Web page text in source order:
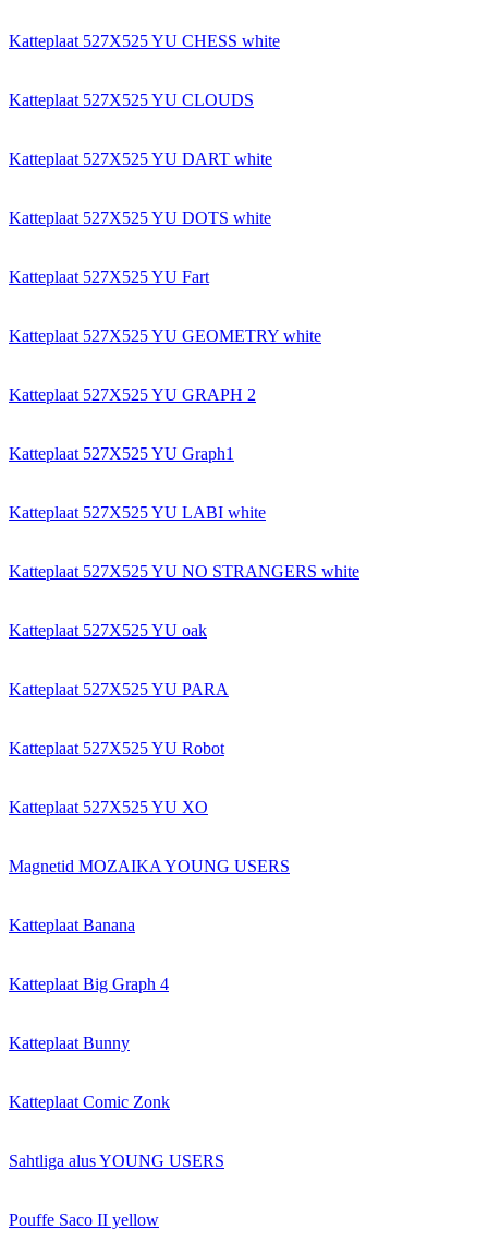
Katteplaat 527X525 YU CHESS white
Katteplaat 527X525 YU CLOUDS
Katteplaat 527X525 YU DART white
Katteplaat 527X525 YU DOTS white
Katteplaat 527X525 YU Fart
Katteplaat 527X525 YU GEOMETRY white
Katteplaat 527X525 YU GRAPH 2
Katteplaat 527X525 YU Graph1
Katteplaat 527X525 YU LABI white
Katteplaat 527X525 YU NO STRANGERS white
Katteplaat 527X525 YU oak
Katteplaat 527X525 YU PARA
Katteplaat 527X525 YU Robot
Katteplaat 527X525 YU XO
Magnetid MOZAIKA YOUNG USERS
Katteplaat Banana
Katteplaat Big Graph 4
Katteplaat Bunny
Katteplaat Comic Zonk
Sahtliga alus YOUNG USERS
Pouffe Saco II yellow